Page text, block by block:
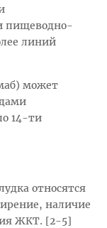
пищеводно-
линий
может
14-ти
относятся
наличие
ЖКТ. [2-5]